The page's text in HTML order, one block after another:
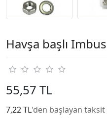
Havşa başlı
55,57 TL
7,22 TL'den başlayan